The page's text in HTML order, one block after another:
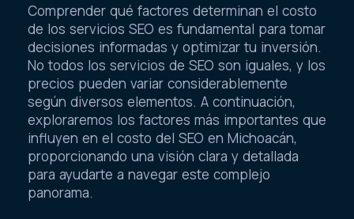
Comprender qué factores determinan el costo
de los servicios SEO es fundamental para tomar
decisiones informadas y optimizar tu inversión.
No todos los servicios de SEO son iguales, y los
precios pueden variar considerablemente
según diversos elementos. A continuación,
exploraremos los factores más importantes que
influyen en el costo del SEO en Michoacán,
proporcionando una visión clara y detallada
para ayudarte a navegar este complejo
panorama.